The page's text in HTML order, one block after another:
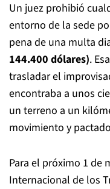
Un juez prohibió
entorno de la sede
pena de una multa
144.400 dólares).
trasladar el
encontraba a unos
un terreno a un
movimiento y
Para el próximo 1 de
Internacional de los